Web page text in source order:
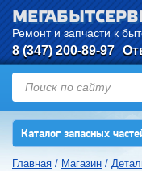
Ремонт и запчасти к
8 (347) 200-89-97
Каталог запасных
Главная / Магазин /